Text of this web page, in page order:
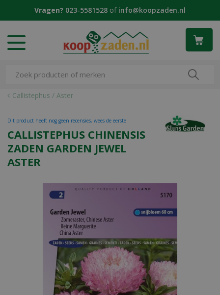
Callistephus / Aster
Vragen? 023-5581528 of info@koopzaden.nl
CALLISTEPHUS CHINENSIS
ZADEN GARDEN JEWEL
ASTER
Dit product heeft nog geen recensies, wees de eerste